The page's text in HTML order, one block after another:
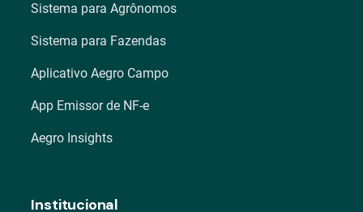
Sistema para Agrônomos
Sistema para Fazendas
Aplicativo Aegro Campo
App Emissor de NF-e
Aegro Insights
Institucional